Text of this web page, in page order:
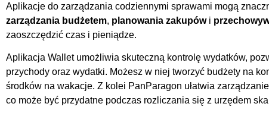
Aplikacje do zarządzania codziennymi sprawami mogą
zarządzania budżetem, planowania zakupówi
zaoszczędzić czas i pieniądze.
Aplikacja Wallet umożliwia skuteczną kontrolę wydatków,
przychody oraz wydatki. Możesz w niej tworzyć budżety na
środków na wakacje. Z kolei PanParagon ułatwia
co może być przydatne podczas rozliczania się z urzędem